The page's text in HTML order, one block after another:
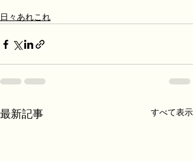
日々あれこれ
最新記事 すべて表示